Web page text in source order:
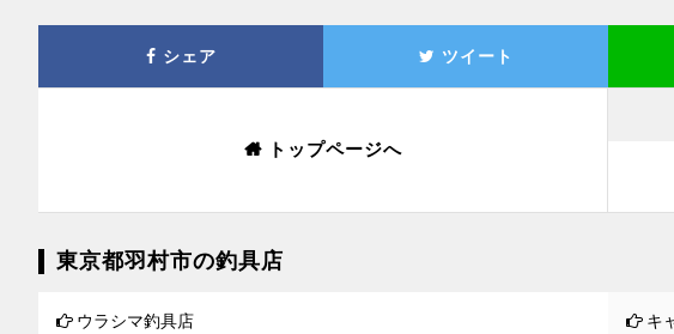
シェア ツイート
トップページへ
東京都羽村市の釣具店
ウラシマ釣具店
キ